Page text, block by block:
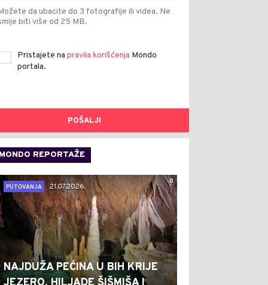
da ubacite do 3 fotografije ili videa. Ne
biti više od 25 MB.
Pristajete na pravila korišćenja Mondo
portala.
POŠALJI
MONDO REPORTAŽE
0
PUTOVANJA
21.07.2026.
NAJDUŽA PEĆINA U BIH KRIJE